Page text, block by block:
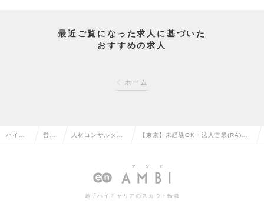
最近ご覧になった求人に基づいた
おすすめの求人
ホーム
ハイク 営業 人材コンサルタン
ターの転職
【東京】未経験OK・法人営業(RA)／
人材紹介の求人情報
若手ハイキャリアのスカウト転職